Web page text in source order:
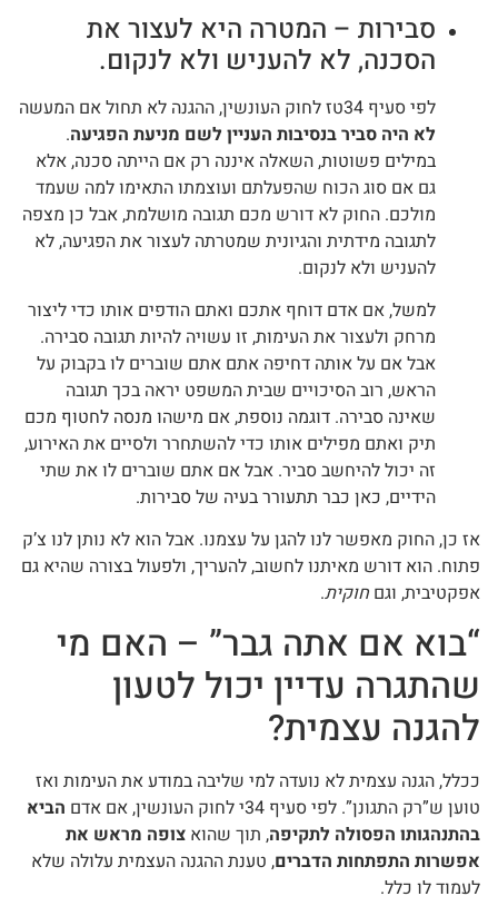
סבירות – המטרה היא לעצור את
הסכנה, לא להעניש ולא לנקום.
לפי סעיף 34טז לחוק העונשין, ההגנה לא תחול אם המעשה
לא היה סביר בנסיבות העניין לשם מניעת הפגיעה.
במילים פשוטות, השאלה איננה רק אם הייתה סכנה, אלא
גם אם סוג הכוח שהפעלתם ועוצמתו התאימו למה שעמד
מולכם. החוק לא דורש מכם תגובה מושלמת, אבל כן מצפה
לתגובה מידתית והגיונית שמטרתה לעצור את הפגיעה, לא
להעניש ולא לנקום.
למשל, אם אדם דוחף אתכם ואתם הודפים אותו כדי ליצור
מרחק ולעצור את העימות, זו עשויה להיות תגובה סבירה.
אבל אם על אותה דחיפה אתם אתם שוברים לו בקבוק על
הראש, רוב הסיכויים שבית המשפט יראה בכך תגובה
שאינה סבירה. דוגמה נוספת, אם מישהו מנסה לחטוף מכם
תיק ואתם מפילים אותו כדי להשתחרר ולסיים את האירוע,
זה יכול להיחשב סביר. אבל אם אתם שוברים לו את שתי
הידיים, כאן כבר תתעורר בעיה של סבירות.
אז כן, החוק מאפשר לנו להגן על עצמנו. אבל הוא לא נותן לנו צ’ק
פתוח. הוא דורש מאיתנו לחשוב, להעריך, ולפעול בצורה שהיא גם
אפקטיבית, וגם חוקית.
“בוא אם אתה גבר” – האם מי
שהתגרה עדיין יכול לטעון
להגנה עצמית?
ככלל, הגנה עצמית לא נועדה למי שליבה במודע את העימות ואז
טוען ש”רק התגונן”. לפי סעיף 34י לחוק העונשין, אם אדם
הביא
בהתנהגותו הפסולה לתקיפה, תוך שהוא צופה מראש את
אפשרות התפתחות הדברים, טענת ההגנה העצמית עלולה שלא
לעמוד לו כלל.